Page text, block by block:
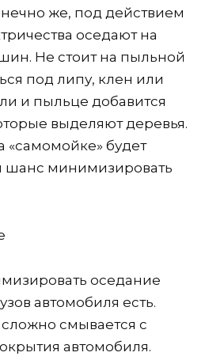
же, под действием
оседают на
Не стоит на пыльной
под липу, клен или
и пыльце добавится
выделяют деревья.
«самомойке» будет
шанс минимизировать
оседание
автомобиля есть.
смывается с
автомобиля.